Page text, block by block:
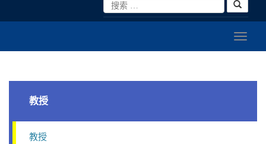
教授
教授